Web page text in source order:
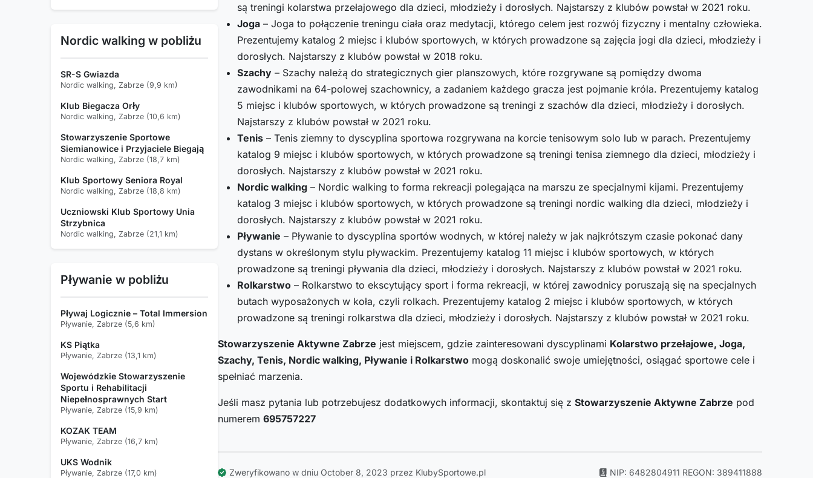
są treningi kolarstwa przełajowego dla dzieci, młodzieży i dorosłych. Najstarszy z klubów powstał w 2021 roku.
Joga – Joga to połączenie treningu ciała oraz medytacji, którego celem jest rozwój fizyczny i mentalny człowieka.
Prezentujemy katalog 2 miejsc i klubów sportowych, w których prowadzone są zajęcia jogi dla dzieci, młodzieży i
dorosłych. Najstarszy z klubów powstał w 2018 roku.
Szachy – Szachy należą do strategicznych gier planszowych, które rozgrywane są pomiędzy dwoma
zawodnikami na 64-polowej szachownicy, a zadaniem każdego gracza jest pojmanie króla. Prezentujemy katalog
5 miejsc i klubów sportowych, w których prowadzone są treningi z szachów dla dzieci, młodzieży i dorosłych.
Najstarszy z klubów powstał w 2021 roku.
Tenis – Tenis ziemny to dyscyplina sportowa rozgrywana na korcie tenisowym solo lub w parach. Prezentujemy
katalog 9 miejsc i klubów sportowych, w których prowadzone są treningi tenisa ziemnego dla dzieci, młodzieży i
dorosłych. Najstarszy z klubów powstał w 2021 roku.
Nordic walking – Nordic walking to forma rekreacji polegająca na marszu ze specjalnymi kijami. Prezentujemy
katalog 3 miejsc i klubów sportowych, w których prowadzone są treningi nordic walking dla dzieci, młodzieży i
dorosłych. Najstarszy z klubów powstał w 2021 roku.
Pływanie – Pływanie to dyscyplina sportów wodnych, w której należy w jak najkrótszym czasie pokonać dany
dystans w określonym stylu pływackim. Prezentujemy katalog 11 miejsc i klubów sportowych, w których
prowadzone są treningi pływania dla dzieci, młodzieży i dorosłych. Najstarszy z klubów powstał w 2021 roku.
Rolkarstwo – Rolkarstwo to ekscytujący sport i forma rekreacji, w której zawodnicy poruszają się na specjalnych
butach wyposażonych w koła, czyli rolkach. Prezentujemy katalog 2 miejsc i klubów sportowych, w których
prowadzone są treningi rolkarstwa dla dzieci, młodzieży i dorosłych. Najstarszy z klubów powstał w 2021 roku.
Stowarzyszenie Aktywne Zabrze jest miejscem, gdzie zainteresowani dyscyplinami Kolarstwo przełajowe, Joga,
Szachy, Tenis, Nordic walking, Pływanie i Rolkarstwo mogą doskonalić swoje umiejętności, osiągać sportowe cele i
spełniać marzenia.
Jeśli masz pytania lub potrzebujesz dodatkowych informacji, skontaktuj się z Stowarzyszenie Aktywne Zabrze pod
numerem 695757227
Zweryfikowano w dniu October 8, 2023 przez KlubySportowe.pl NIP: 6482804911 REGON: 389411888
Nordic walking w pobliżu
SR-S Gwiazda
Nordic walking, Zabrze (9,9 km)
Klub Biegacza Orły
Nordic walking, Zabrze (10,6 km)
Stowarzyszenie Sportowe
Siemianowice i Przyjaciele Biegają
Nordic walking, Zabrze (18,7 km)
Klub Sportowy Seniora Royal
Nordic walking, Zabrze (18,8 km)
Uczniowski Klub Sportowy Unia
Strzybnica
Nordic walking, Zabrze (21,1 km)
Pływanie w pobliżu
Pływaj Logicznie – Total Immersion
Pływanie, Zabrze (5,6 km)
KS Piątka
Pływanie, Zabrze (13,1 km)
Wojewódzkie Stowarzyszenie
Sportu i Rehabilitacji
Niepełnosprawnych Start
Pływanie, Zabrze (15,9 km)
KOZAK TEAM
Pływanie, Zabrze (16,7 km)
UKS Wodnik
Pływanie, Zabrze (17,0 km)